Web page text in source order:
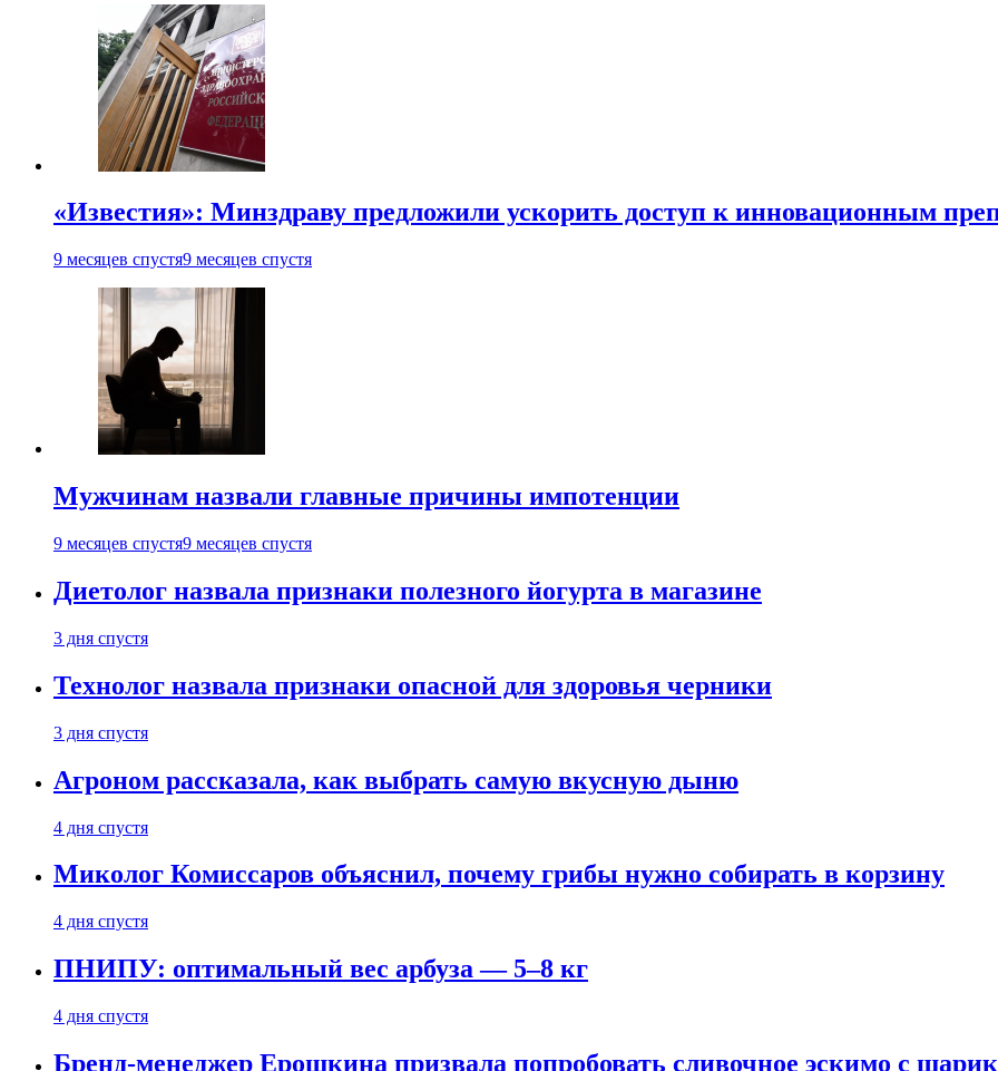
«Известия»: Минздраву предложили ускорить доступ к инновационным
9 месяцев спустя9 месяцев спустя
Мужчинам назвали главные причины импотенции
9 месяцев спустя9 месяцев спустя
Диетолог назвала признаки полезного йогурта в магазине
3 дня спустя
Технолог назвала признаки опасной для здоровья черники
3 дня спустя
Агроном рассказала, как выбрать самую вкусную дыню
4 дня спустя
Миколог Комиссаров объяснил, почему грибы нужно собирать в корзину
4 дня спустя
ПНИПУ: оптимальный вес арбуза — 5–8 кг
4 дня спустя
Бренд-менеджер Ерошкина призвала попробовать сливочное эскимо с